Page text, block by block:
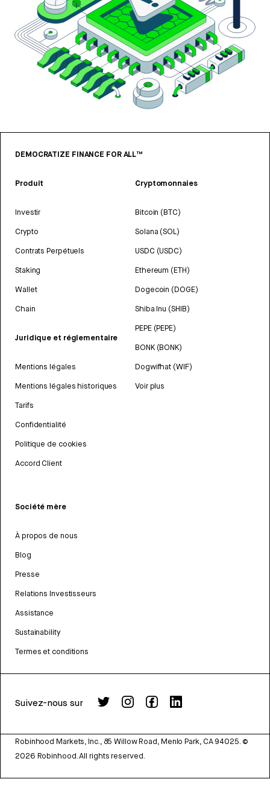
DEMOCRATIZE FINANCE FOR ALL™
Produit
Investir
Crypto
Contrats Perpétuels
Staking
Wallet
Chain
Juridique et réglementaire
Mentions légales
Mentions légales historiques
Tarifs
Confidentialité
Politique de cookies
Accord Client
Cryptomonnaies
Bitcoin (BTC)
Solana (SOL)
USDC (USDC)
Ethereum (ETH)
Dogecoin (DOGE)
Shiba Inu (SHIB)
PEPE (PEPE)
BONK (BONK)
Dogwifhat (WIF)
Voir plus
Société mère
À propos de nous
Blog
Presse
Relations Investisseurs
Assistance
Sustainability
Termes et conditions
Suivez-nous sur
Robinhood Markets, Inc., 85 Willow Road, Menlo Park, CA 94025. ©
2026 Robinhood. All rights reserved.